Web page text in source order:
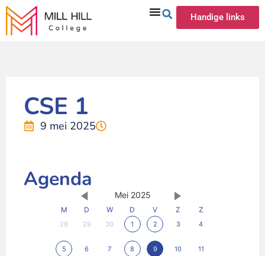
Handige links
CSE 1
9 mei 2025
Agenda
Mei 2025
M D W D V Z Z
28 29 30 1 2 3 4
5 6 7 8 9 10 11